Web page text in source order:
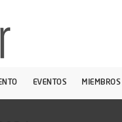
EVENTOS MIEMBROS